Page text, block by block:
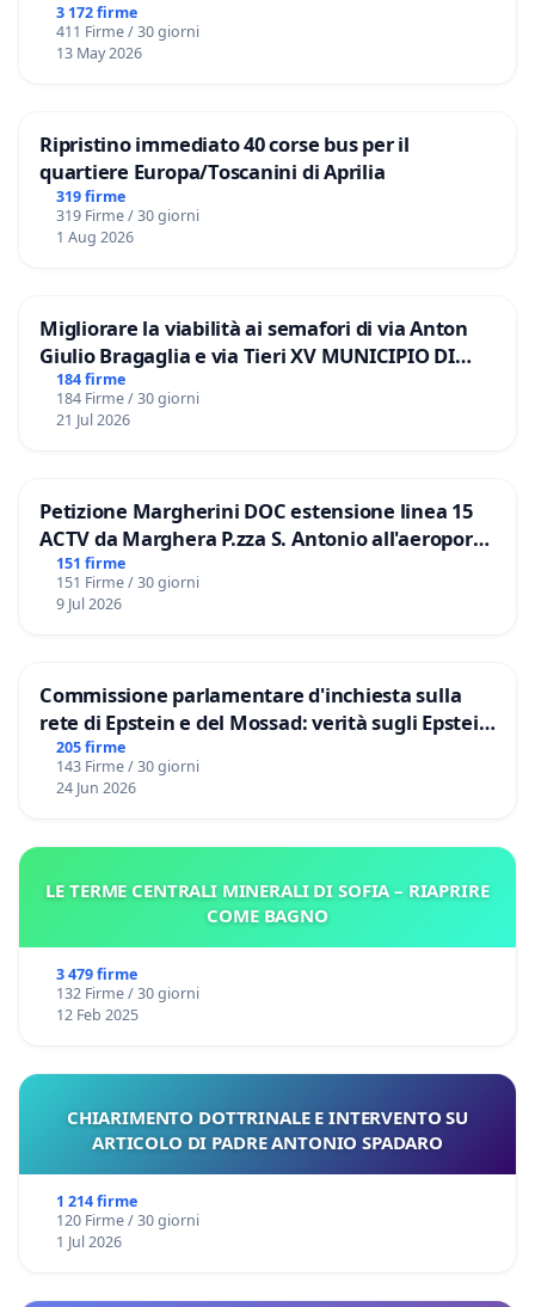
3 172 firme
411 Firme / 30 giorni
13 May 2026
Ripristino immediato 40 corse bus per il
quartiere Europa/Toscanini di Aprilia
319 firme
319 Firme / 30 giorni
1 Aug 2026
Migliorare la viabilità ai semafori di via Anton
Giulio Bragaglia e via Tieri XV MUNICIPIO DI
ROMA
184 firme
184 Firme / 30 giorni
21 Jul 2026
Petizione Margherini DOC estensione linea 15
ACTV da Marghera P.zza S. Antonio all'aeroporto
Marco Polo tariffa a € 1,50
151 firme
151 Firme / 30 giorni
9 Jul 2026
Commissione parlamentare d'inchiesta sulla
rete di Epstein e del Mossad: verità sugli Epstein
Files
205 firme
143 Firme / 30 giorni
24 Jun 2026
LE TERME CENTRALI MINERALI DI SOFIA – RIAPRIRE
COME BAGNO
3 479 firme
132 Firme / 30 giorni
12 Feb 2025
CHIARIMENTO DOTTRINALE E INTERVENTO SU
ARTICOLO DI PADRE ANTONIO SPADARO
1 214 firme
120 Firme / 30 giorni
1 Jul 2026